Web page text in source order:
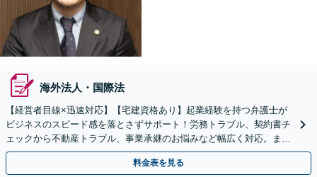
海外法人・国際法
【経営者目線×迅速対応】【宅建資格あり】起業経験を持つ弁護士が
ビジネスのスピード感を落とさずサポート！労務トラブル、契約書チ
ェックから不動産トラブル、事業承継のお悩みなど幅広く対応。まず
はご相談ください。大阪天満宮2分【初回相談無料】
料金表を見る